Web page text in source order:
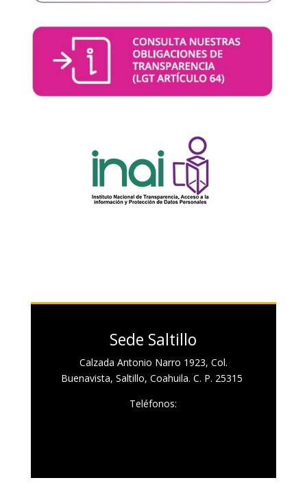
Sede Saltillo
Calzada Antonio Narro 1923, Col.
Buenavista, Saltillo, Coahuila. C. P. 25315
Teléfonos: